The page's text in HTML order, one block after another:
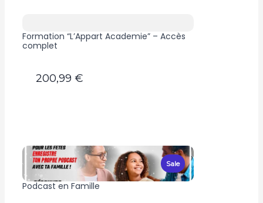
Formation “L’Appart Academie” – Accès
complet
200,99 €
Sale
Podcast en Famille